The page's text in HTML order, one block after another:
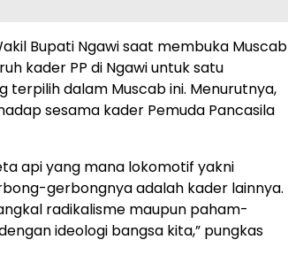
Bupati Ngawi saat membuka Muscab
kader PP di Ngawi untuk satu
terpilih dalam Muscab ini. Menurutnya,
sesama kader Pemuda Pancasila
api yang mana lokomotif yakni
gerbongnya adalah kader lainnya.
radikalisme maupun paham-
ideologi bangsa kita,” pungkas